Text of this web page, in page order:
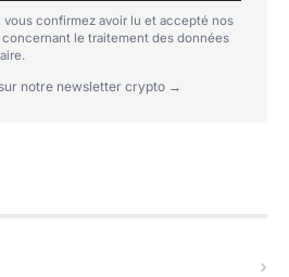
confirmez avoir lu et accepté nos
concernant le traitement des données
notre newsletter crypto →